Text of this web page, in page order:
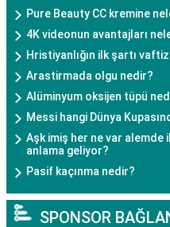
Pure Beauty CC kremine
4K videonun avantajları
Hristiyanlığın ilk şartı
Arastirmada olgu nedir?
Alüminyum oksijen tüpü
Messi hangi Dünya
Aşk imiş her ne var alemde
anlama geliyor?
Pasif kaçınma nedir?
SPONSOR